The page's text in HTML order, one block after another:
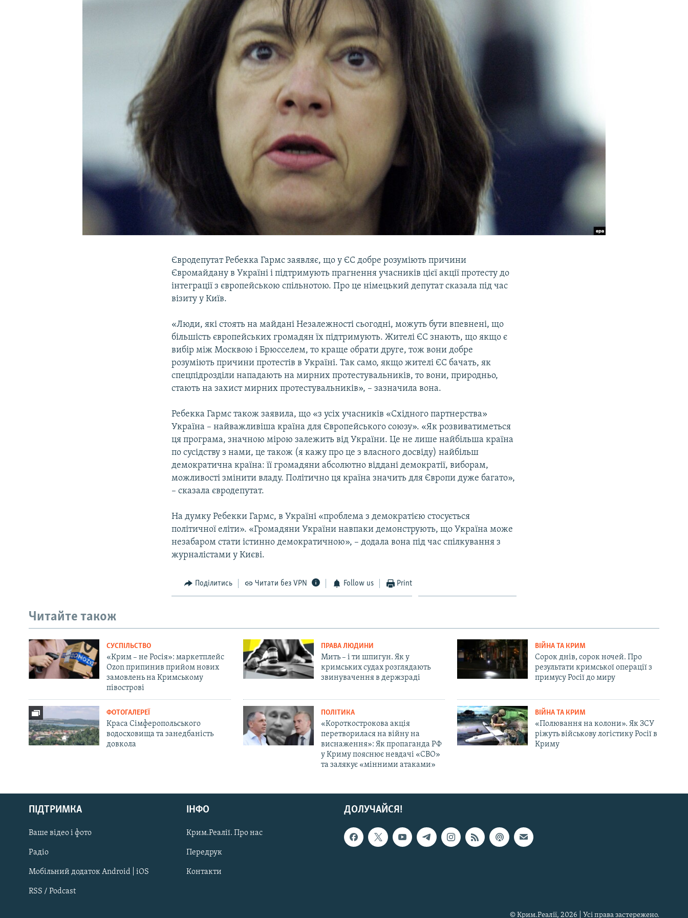
Русский
Qırımtatar
ДОЛУЧАЙСЯ!
Євродепутат Ребекка Гармс заявляє, що у ЄС добре розуміють причини
Євромайдану в Україні і підтримують прагнення учасників цієї акції протесту до
інтеграції з європейською спільнотою. Про це німецький депутат сказала під час
візиту у Київ.
«Люди, які стоять на майдані Незалежності сьогодні, можуть бути впевнені, що
більшість європейських громадян їх підтримують. Жителі ЄС знають, що якщо є
вибір між Москвою і Брюсселем, то краще обрати друге, тож вони добре
розуміють причини протестів в Україні. Так само, якщо жителі ЄС бачать, як
спецпідрозділи нападають на мирних протестувальників, то вони, природньо,
стають на захист мирних протестувальників», – зазначила вона.
Ребекка Гармс також заявила, що «з усіх учасників «Східного партнерства»
Україна – найважливіша країна для Європейського союзу». «Як розвиватиметься
ця програма, значною мірою залежить від України. Це не лише найбільша країна
по сусідству з нами, це також (я кажу про це з власного досвіду) найбільш
демократична країна: її громадяни абсолютно віддані демократії, виборам,
можливості змінити владу. Політично ця країна значить для Європи дуже багато»,
– сказала євродепутат.
На думку Ребекки Гармс, в Україні «проблема з демократією стосується
політичної еліти». «Громадяни України навпаки демонструють, що Україна може
незабаром стати істинно демократичною», – додала вона під час спілкування з
журналістами у Києві.
Поділитись Читати без VPN Follow us Print
Читайте також
СУСПІЛЬСТВО
«Крим – не Росія»: маркетплейс
Ozon припинив прийом нових
замовлень на Кримському
півострові
ПРАВА ЛЮДИНИ
Мить – і ти шпигун. Як у
кримських судах розглядають
звинувачення в держзраді
ВІЙНА ТА КРИМ
Сорок днів, сорок ночей. Про
результати кримської операції з
примусу Росії до миру
ФОТОГАЛЕРЕЇ
Краса Сімферопольського
водосховища та занедбаність
довкола
ПОЛІТИКА
«Короткострокова акція
перетворилася на війну на
виснаження»: Як пропаганда РФ
у Криму пояснює невдачі «СВО»
та залякує «мінними атаками»
ВІЙНА ТА КРИМ
«Полювання на колони». Як ЗСУ
ріжуть військову логістику Росії в
Криму
ДОЛУЧАЙСЯ!
ПІДТРИМКА
Ваше відео і фото
Радіо
Мобільний додаток Android | iOS
RSS / Podcast
ІНФО
Крим.Реалії. Про нас
Передрук
Контакти
© Крим.Реалії, 2026 | Усі права застережено.